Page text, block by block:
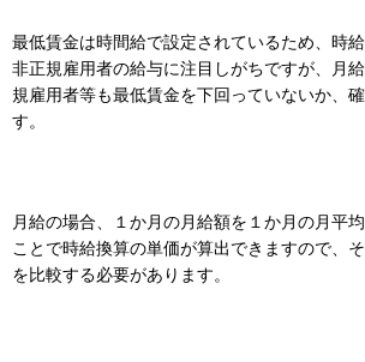
最低賃金は時間給で設定されているため、時
非正規雇用者の給与に注目しがちですが、月
規雇用者等も最低賃金を下回っていないか、
す。
月給の場合、１か月の月給額を１か月の月平
ことで時給換算の単価が算出できますので、
を比較する必要があります。